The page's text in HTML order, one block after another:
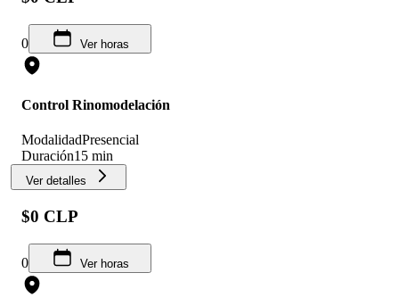
0 Ver horas
Control Rinomodelación
ModalidadPresencial
Duración15 min
Ver detalles
$0 CLP
0 Ver horas